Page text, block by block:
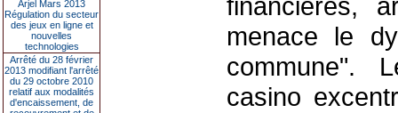
Arjel Mars 2013
Régulation du secteur
des jeux en ligne et
nouvelles
technologies
Arrêté du 28 février
2013 modifiant l'arrêté
du 29 octobre 2010
relatif aux modalités
d'encaissement, de
menace le
commune".
casino